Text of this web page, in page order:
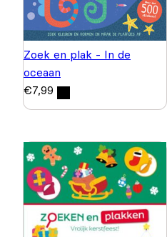
Zoek en plak - In de
oceaan
€7,99